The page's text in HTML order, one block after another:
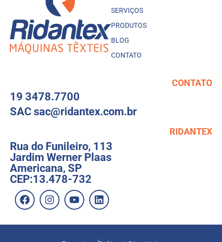
SERVIÇOS
PRODUTOS
BLOG
CONTATO
CONTATO
19 3478.7700
SAC sac@ridantex.com.br
RIDANTEX
Rua do Funileiro, 113
Jardim Werner Plaas
Americana, SP
CEP:13.478-732